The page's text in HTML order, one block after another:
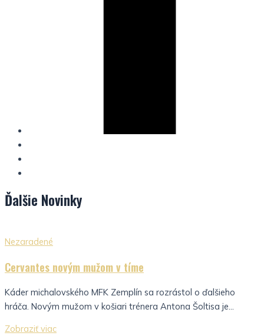
Ďalšie Novinky
Nezaradené
Cervantes novým mužom v tíme
Káder michalovského MFK Zemplín sa rozrástol o ďalšieho
hráča. Novým mužom v košiari trénera Antona Šoltisa je...
Zobraziť viac